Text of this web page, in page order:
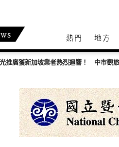
熱門 地方